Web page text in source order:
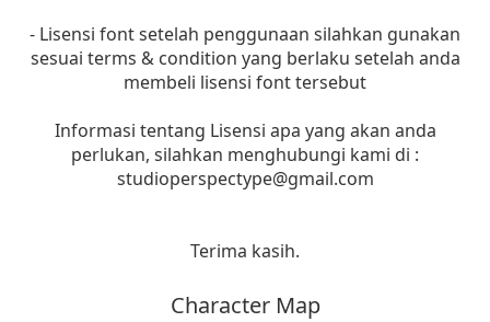
- Lisensi font setelah penggunaan silahkan gunakan
sesuai terms & condition yang berlaku setelah anda
membeli lisensi font tersebut
Informasi tentang Lisensi apa yang akan anda
perlukan, silahkan menghubungi kami di :
studioperspectype@gmail.com
Terima kasih.
Character Map